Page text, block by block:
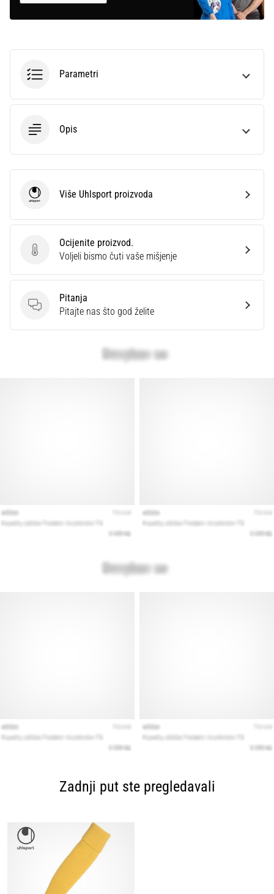
Parametri
Opis
Ocijenite proizvod.
Ocijenite proizvod.
Voljeli bismo čuti vaše mišjenje
Pitanja
Pitanja
Pitajte nas što god želite
UhlsportViše Uhlsport proizvoda
Zadnji put ste pregledavali